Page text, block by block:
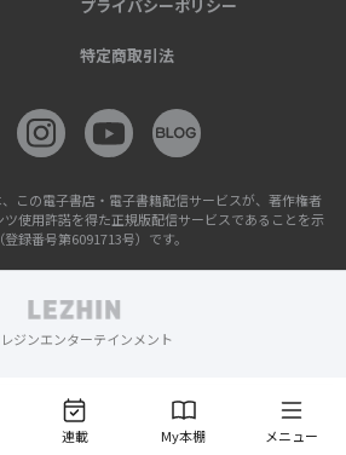
連載 My本棚 メニュー
プライバシーポリシー
特定商取引法
この電子書店・電子書籍配信サービスが、著作権者
ツ使用許諾を得た正規版配信サービスであることを示
録番号第6091713号）です。
ジンエンターテインメント